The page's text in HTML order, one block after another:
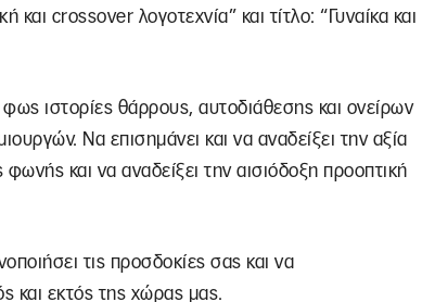
και crossover λογοτεχνία” και τίτλο: “Γυναίκα και
ιστορίες θάρρους, αυτοδιάθεσης και ονείρων
Να επισημάνει και να αναδείξει την αξία
και να αναδείξει την αισιόδοξη προοπτική
τις προσδοκίες σας και να
και εκτός της χώρας μας.